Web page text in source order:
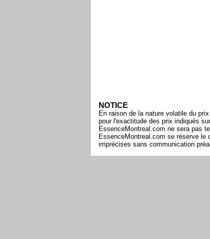
NOTICE
En raison de la nature volatile du
pour l'exactitude des prix indiqués
EssenceMontreal.com ne sera pas
EssenceMontreal.com se réserve le
imprécises sans communication